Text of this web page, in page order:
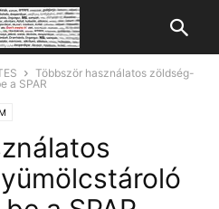
Többször használatos zöldség-
a SPAR